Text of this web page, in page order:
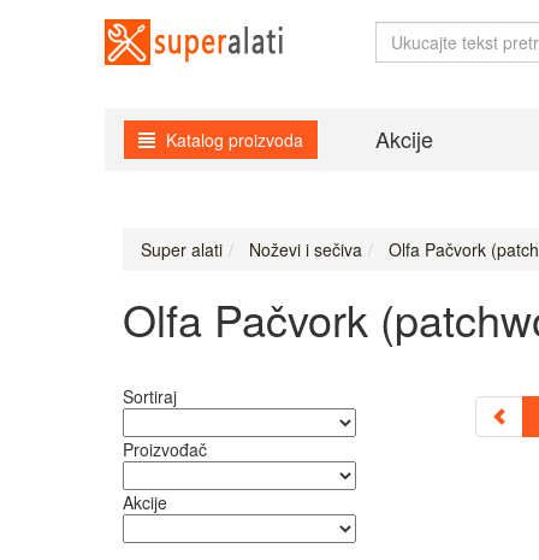
Katalog proizvoda Akcije
Super alati Noževi i sečiva Olfa Pačvork
Olfa Pačvork
Sortiraj
Proizvođač
Akcije